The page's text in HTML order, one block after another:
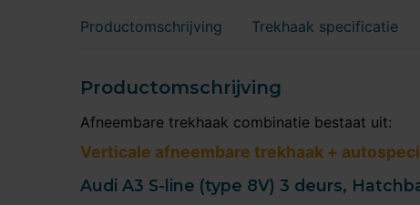
Productomschrijving Trekhaak specificatie
Productomschrijving
Afneembare trekhaak combinatie bestaat uit:
Verticale afneembare trekhaak +
Audi A3 S-line (type 8V) 3 deurs,